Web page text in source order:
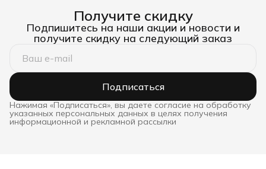
Получите скидку
Подпишитесь на наши акции и новости и
получите скидку на следующий заказ
Подписаться
Нажимая «Подписаться», вы даете согласие на обработку
указанных персональных данных в целях получения
информационной и рекламной рассылки